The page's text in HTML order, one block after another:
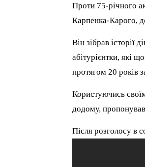
Проти 75-річного
Карпенка-Карого,
Він зібрав історії
абітурієнтки, які
протягом 20 років
Користуючись
додому,
Після розголосу в